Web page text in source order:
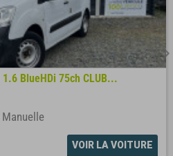
BlueHDi 75ch CLUB...
Manuelle
VOIR LA VOITURE